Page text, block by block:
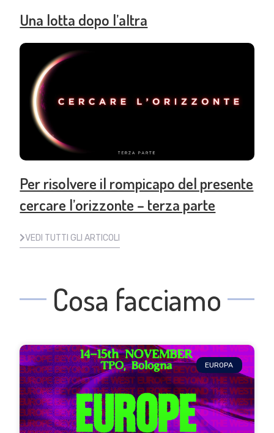
Una lotta dopo l’altra
Per risolvere il rompicapo del presente
cercare l’orizzonte – terza parte
VEDI TUTTI GLI ARTICOLI
Cosa facciamo
EUROPA